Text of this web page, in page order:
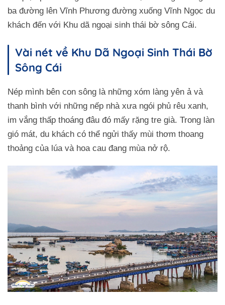
ba đường lên Vĩnh Phương đường xuống Vĩnh Ngọc du
khách đến với Khu dã ngoại sinh thái bờ sông Cái.
Vài nét về Khu Dã Ngoại Sinh Thái Bờ
Sông Cái
Nép mình bên con sông là những xóm làng yên ả và
thanh bình với những nếp nhà xưa ngói phủ rêu xanh,
im vắng thấp thoáng đâu đó mấy rặng tre già. Trong làn
gió mát, du khách có thể ngửi thấy mùi thơm thoang
thoảng của lúa và hoa cau đang mùa nở rộ.